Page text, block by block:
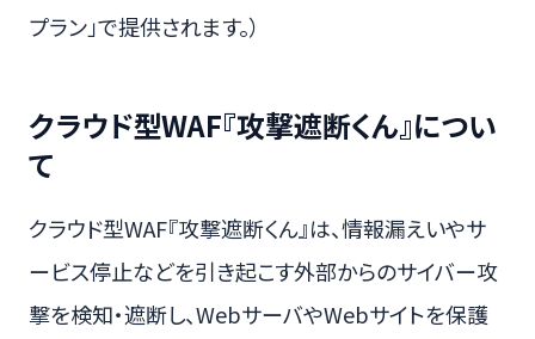
プラン」で提供されます。）
クラウド型WAF『攻撃遮断くん』につい
て
クラウド型WAF『攻撃遮断くん』は、情報漏えいやサ
ービス停止などを引き起こす外部からのサイバー攻
撃を検知・遮断し、WebサーバやWebサイトを保護